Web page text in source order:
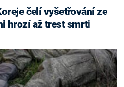
hrozí až trest smrti